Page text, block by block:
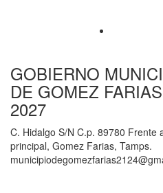
GOBIERNO
DE GOMEZ
2027
C. Hidalgo S/N C.p. 89780 Frente
principal, Gomez Farias, Tamps.